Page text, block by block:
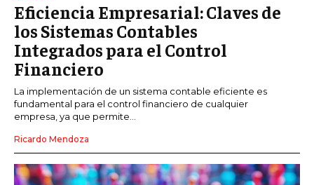
Eficiencia Empresarial: Claves de
los Sistemas Contables
Integrados para el Control
Financiero
La implementación de un sistema contable eficiente es
fundamental para el control financiero de cualquier
empresa, ya que permite...
Ricardo Mendoza